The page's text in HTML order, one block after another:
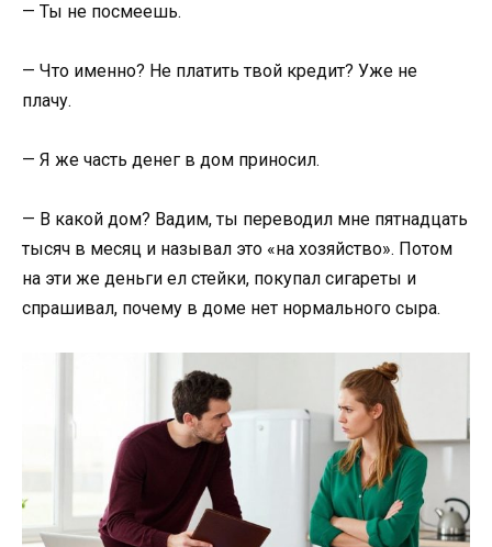
— Ты не посмеешь.
— Что именно? Не платить твой кредит? Уже не
плачу.
— Я же часть денег в дом приносил.
— В какой дом? Вадим, ты переводил мне пятнадцать
тысяч в месяц и называл это «на хозяйство». Потом
на эти же деньги ел стейки, покупал сигареты и
спрашивал, почему в доме нет нормального сыра.